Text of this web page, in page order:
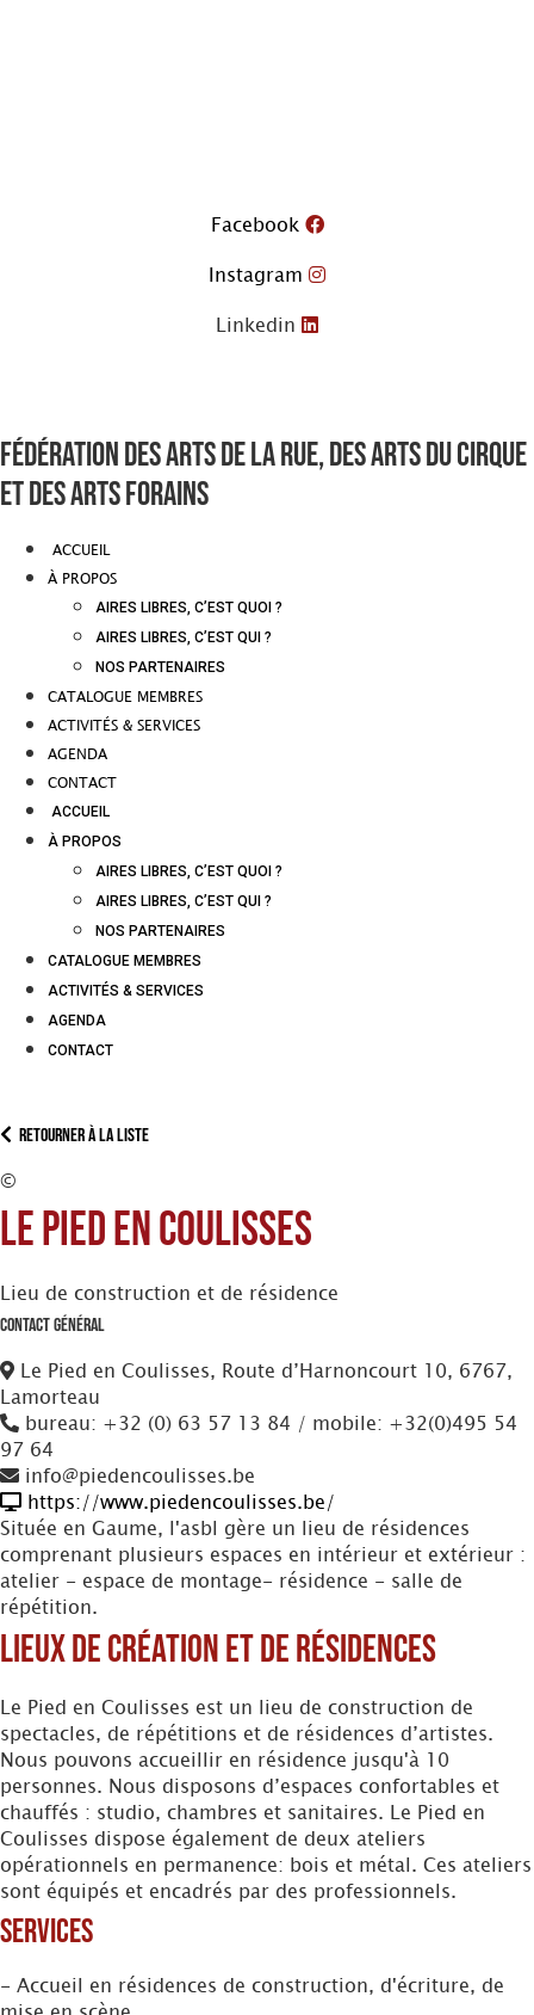
Facebook
Instagram
Linkedin
Fédération des arts de la rue, des arts du cirque
et des arts forains
ACCUEIL
À PROPOS
AIRES LIBRES, C’EST QUOI ?
AIRES LIBRES, C’EST QUI ?
NOS PARTENAIRES
CATALOGUE MEMBRES
ACTIVITÉS & SERVICES
AGENDA
CONTACT
ACCUEIL
À PROPOS
AIRES LIBRES, C’EST QUOI ?
AIRES LIBRES, C’EST QUI ?
NOS PARTENAIRES
CATALOGUE MEMBRES
ACTIVITÉS & SERVICES
AGENDA
CONTACT
Retourner à la liste
©
Le Pied en Coulisses
Lieu de construction et de résidence
Contact Général
Le Pied en Coulisses, Route d’Harnoncourt 10, 6767,
Lamorteau
bureau: +32 (0) 63 57 13 84 / mobile: +32(0)495 54
97 64
info@piedencoulisses.be
https://www.piedencoulisses.be/
Située en Gaume, l'asbl gère un lieu de résidences
comprenant plusieurs espaces en intérieur et extérieur :
atelier - espace de montage- résidence - salle de
répétition.
Lieux de création et de résidences
Le Pied en Coulisses est un lieu de construction de
spectacles, de répétitions et de résidences d’artistes.
Nous pouvons accueillir en résidence jusqu'à 10
personnes. Nous disposons d’espaces confortables et
chauffés : studio, chambres et sanitaires. Le Pied en
Coulisses dispose également de deux ateliers
opérationnels en permanence: bois et métal. Ces ateliers
sont équipés et encadrés par des professionnels.
Services
- Accueil en résidences de construction, d'écriture, de